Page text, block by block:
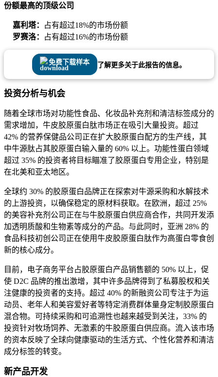
份额最高的顶级公司
嘉利塔：
占有超过18%的市场份额
罗赛洛：
占有超过16%的市场份额
免费下载样本 了解更多关于此报告的信息。
投资分析与机会
随着全球市场对功能性食品、化妆品补充剂和清洁标签成分的
需求增加，牛皮胶原蛋白肽市场正在吸引大量投资。超过
42% 的营养保健品公司正在扩大胶原蛋白配方的生产线，其
中牛源肽占其胶原蛋白输入量的 60% 以上。功能性蛋白领域
超过 35% 的投资者将目标瞄准了胶原蛋白专用企业，特别是
在北美和亚太地区。
全球约 30% 的胶原蛋白品牌正在探索对牛源采购和水解技术
的上游投资，以确保稳定的原材料获取。在欧洲，超过 25%
的美容补充剂公司正在与牛胶原蛋白供应商合作，共同开发添
加透明质酸和生物素等成分的产品。与此同时，亚洲 28% 的
食品科技初创公司正在使用牛皮胶原蛋白肽作为高蛋白零食创
新的核心成分。
目前，电子商务平台占胶原蛋白产品销售额的 50% 以上，促
使 D2C 品牌的推出激增，其中许多品牌得到了私募股权和关
注健康的投资者的支持。超过 40% 的新融资公司专注于为运
动员、老年人和美容爱好者等特定消费群体量身定制胶原蛋白
混合物。可持续采购和可追溯性也越来越受到关注，33% 的
投资针对牧场饲养、无激素的牛胶原蛋白供应商。流入该市场
的资本反映了全球向健康驱动的生活方式、个性化营养和清洁
成分标签的转变。
新产品开发